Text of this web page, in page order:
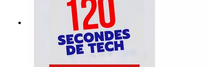
sécuritaire de Microsoft Copilot. Cyberswat aide les
PME à obtenir un score de cybersécurité et à suivre son
évolution. Pour en savoir plus :cyberswat.ca